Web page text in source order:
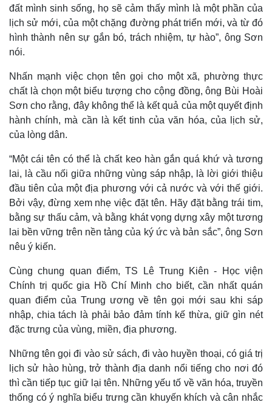
Thể thao
Bóng đá
Lịch thi đấu bóng đá
Thế giới thể thao
Hậu trường
Ô tô - Xe máy
Ô tô
Xe máy
đất mình sinh sống, họ sẽ cảm thấy mình là một phần của
lịch sử mới, của một chặng đường phát triển mới, và từ đó
hình thành nên sự gắn bó, trách nhiệm, tự hào”, ông Sơn
nói.
Nhấn mạnh việc chọn tên gọi cho một xã, phường thực
chất là chọn một biểu tượng cho cộng đồng, ông Bùi Hoài
Sơn cho rằng, đây không thể là kết quả của một quyết định
hành chính, mà cần là kết tinh của văn hóa, của lịch sử,
của lòng dân.
“Một cái tên có thể là chất keo hàn gắn quá khứ và tương
lai, là cầu nối giữa những vùng sáp nhập, là lời giới thiệu
đầu tiên của một địa phương với cả nước và với thế giới.
Bởi vậy, đừng xem nhẹ việc đặt tên. Hãy đặt bằng trái tim,
bằng sự thấu cảm, và bằng khát vọng dựng xây một tương
lai bền vững trên nền tảng của ký ức và bản sắc”, ông Sơn
nêu ý kiến.
Cùng chung quan điểm, TS Lê Trung Kiên - Học viện
Chính trị quốc gia Hồ Chí Minh cho biết, cần nhất quán
quan điểm của Trung ương về tên gọi mới sau khi sáp
nhập, chia tách là phải bảo đảm tính kế thừa, giữ gìn nét
đặc trưng của vùng, miền, địa phương.
Những tên gọi đi vào sử sách, đi vào huyền thoại, có giá trị
lịch sử hào hùng, trở thành địa danh nổi tiếng cho nơi đó
thì cần tiếp tục giữ lại tên. Những yếu tố về văn hóa, truyền
thống có ý nghĩa biểu trưng cần khuyến khích và cân nhắc